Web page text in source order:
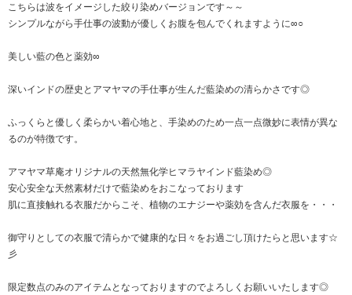
こちらは波をイメージした絞り染めバージョンです～～
シンプルながら手仕事の波動が優しくお腹を包んでくれますように∞○
美しい藍の色と薬効∞
深いインドの歴史とアマヤマの手仕事が生んだ藍染めの清らかさです◎
ふっくらと優しく柔らかい着心地と、手染めのため一点一点微妙に表情が異な
るのが特徴です。
アマヤマ草庵オリジナルの天然無化学ヒマラヤインド藍染め◎
安心安全な天然素材だけで藍染めをおこなっております
肌に直接触れる衣服だからこそ、植物のエナジーや薬効を含んだ衣服を・・・
御守りとしての衣服で清らかで健康的な日々をお過ごし頂けたらと思います☆
彡
限定数点のみのアイテムとなっておりますのでよろしくお願いいたします◎